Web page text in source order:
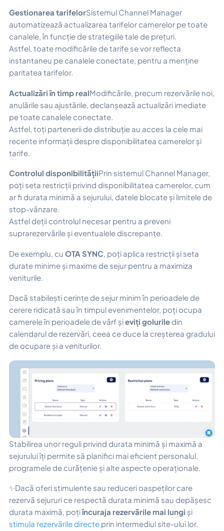
Gestionarea tarifelorSistemul Channel Manager
automatizează actualizarea tarifelor camerelor pe toate
canalele, în funcție de strategiile tale de prețuri.
Astfel, toate modificările de tarife se vor reflecta
instantaneu pe canalele conectate, pentru a menține
paritatea tarifelor.
Actualizări în timp realModificările, precum rezervările noi,
anulările sau ajustările, declanșează actualizări imediate
pe toate canalele conectate.
Astfel, toți partenerii de distribuție au acces la cele mai
recente informații despre disponibilitatea camerelor și
tarife.
Controlul disponibilitățiiPrin sistemul Channel Manager,
poți seta restricții privind disponibilitatea camerelor, cum
ar fi durata minimă a sejurului, datele blocate și limitele de
stop-vânzare.
Astfel deții controlul necesar pentru a preveni
suprarezervările și eventualele discrepanțe.
De exemplu, cu OTA SYNC , poți aplica restricții și seta
durate minime și maxime de sejur pentru a maximiza
veniturile.
Dacă stabilești cerințe de sejur minim în perioadele de
cerere ridicată sau în timpul evenimentelor, poți ocupa
camerele în perioadele de vârf șieviți golurile din
calendarul de rezervări, ceea ce duce la creșterea gradului
de ocupare și a veniturilor.
Stabilirea unor reguli privind durata minimă și maximă a
sejurului îți permite să planifici mai eficient personalul,
programele de curățenie și alte aspecte operaționale.
✨Dacă oferi stimulente sau reduceri oaspeților care
rezervă sejururi ce respectă durata minimă sau depășesc
durata maximă, poțiîncuraja rezervările mai lungi și
stimula rezervările directe prin intermediul site-ului lor.